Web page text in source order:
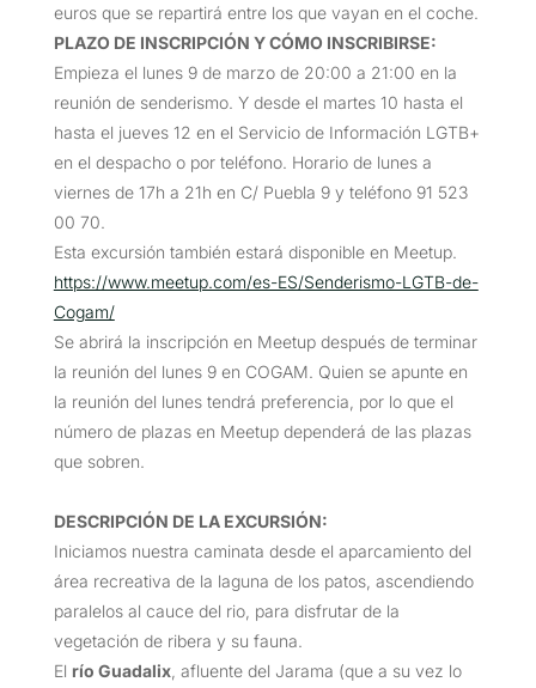
euros que se repartirá entre los que vayan en el coche.
PLAZO DE INSCRIPCIÓN Y CÓMO INSCRIBIRSE:
Empieza el lunes 9 de marzo de 20:00 a 21:00 en la
reunión de senderismo. Y desde el martes 10 hasta el
hasta el jueves 12 en el Servicio de Información LGTB+
en el despacho o por teléfono. Horario de lunes a
viernes de 17h a 21h en C/ Puebla 9 y teléfono 91 523
00 70.
Esta excursión también estará disponible en Meetup.
https://www.meetup.com/es-ES/Senderismo-LGTB-de-
Cogam/
Se abrirá la inscripción en Meetup después de terminar
la reunión del lunes 9 en COGAM. Quien se apunte en
la reunión del lunes tendrá preferencia, por lo que el
número de plazas en Meetup dependerá de las plazas
que sobren.
DESCRIPCIÓN DE LA EXCURSIÓN:
Iniciamos nuestra caminata desde el aparcamiento del
área recreativa de la laguna de los patos, ascendiendo
paralelos al cauce del rio, para disfrutar de la
vegetación de ribera y su fauna.
El río Guadalix, afluente del Jarama (que a su vez lo